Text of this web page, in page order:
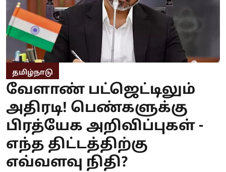
தமிழ்நாடு
வேளாண் பட்ஜெட்டிலும்
அதிரடி! பெண்களுக்கு
பிரத்யேக அறிவிப்புகள் -
எந்த திட்டத்திற்கு
எவ்வளவு நிதி?